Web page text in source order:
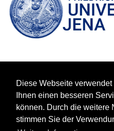
Diese Webseite
Ihnen einen besseren
können. Durch die weitere
stimmen Sie der